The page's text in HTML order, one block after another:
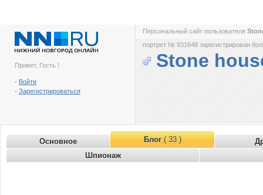
Привет, Гость !
- Войти
- Зарегистрироваться
Персональный сайт пользователя
портрет № 931648 зарегистрирован
Stone
Основное Блог( 33 )
Шпионаж